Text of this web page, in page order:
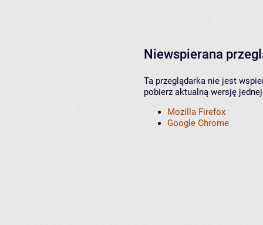
Niewspierana
Ta przeglądarka nie jest
pobierz aktualną wersję
Mozilla Firefox
Google Chrome